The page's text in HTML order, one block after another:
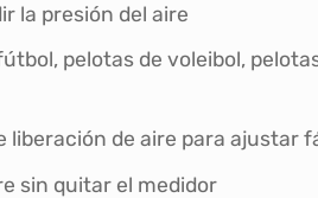
la presión del aire
pelotas de voleibol,
liberación de aire para ajustar
sin quitar el medidor